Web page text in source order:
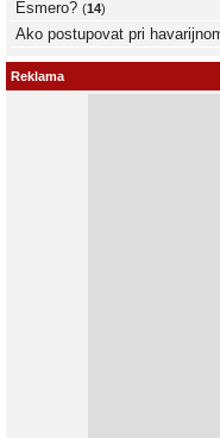
Esmero? (14)
Ako postupovat pri
Reklama